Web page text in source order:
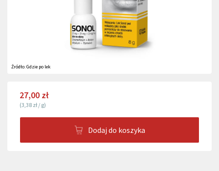
Źródło:Gdzie po lek
27,00 zł
(3,38 zł / g)
Dodaj do koszyka